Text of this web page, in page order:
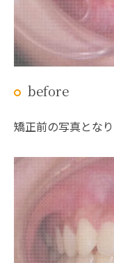
before
矯正前の写真となり